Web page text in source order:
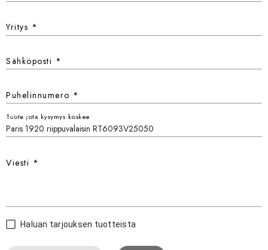
Yritys *
Sähköposti *
Puhelinnumero *
Tuote jota kysymys koskee
Viesti *
Haluan tarjouksen tuotteista